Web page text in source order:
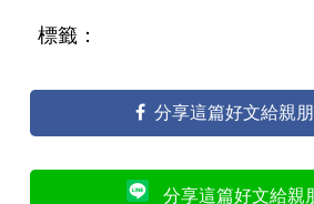
標籤：
分享這篇好文給親朋
分享這篇好文給親